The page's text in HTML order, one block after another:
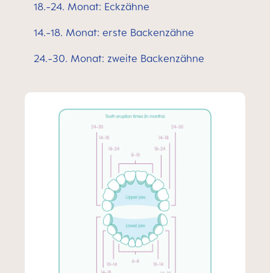
18.-24. Monat: Eckzähne
14.-18. Monat: erste Backenzähne
24.-30. Monat: zweite Backenzähne